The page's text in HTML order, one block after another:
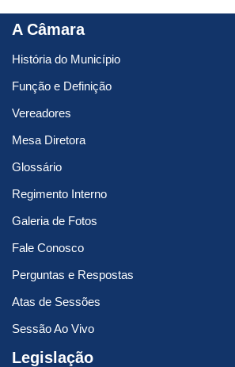
A Câmara
História do Município
Função e Definição
Vereadores
Mesa Diretora
Glossário
Regimento Interno
Galeria de Fotos
Fale Conosco
Perguntas e Respostas
Atas de Sessões
Sessão Ao Vivo
Legislação